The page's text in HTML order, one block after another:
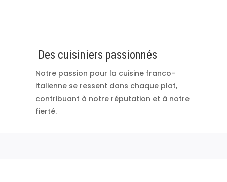
Des cuisiniers passionnés
Notre passion pour la cuisine franco-
italienne se ressent dans chaque plat,
contribuant à notre réputation et à notre
fierté.